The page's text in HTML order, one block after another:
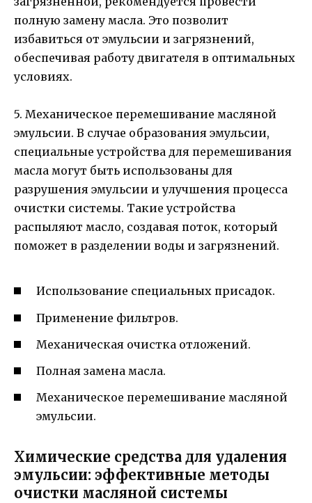
полную замену масла. Это позволит
избавиться от эмульсии и загрязнений,
обеспечивая работу двигателя в оптимальных
условиях.
5. Механическое перемешивание масляной
эмульсии. В случае образования эмульсии,
специальные устройства для перемешивания
масла могут быть использованы для
разрушения эмульсии и улучшения процесса
очистки системы. Такие устройства
распыляют масло, создавая поток, который
поможет в разделении воды и загрязнений.
Использование специальных присадок.
Применение фильтров.
Механическая очистка отложений.
Полная замена масла.
Механическое перемешивание масляной
эмульсии.
Химические средства для удаления
эмульсии: эффективные методы
очистки масляной системы